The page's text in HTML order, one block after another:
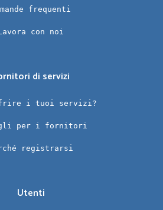
frequenti
con noi
di servizi
i tuoi servizi?
per i fornitori
registrarsi
Utenti